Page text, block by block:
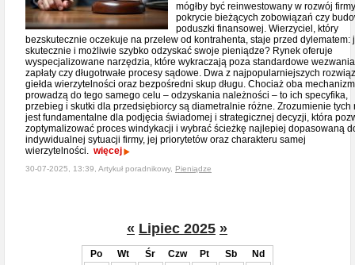
mógłby być reinwestowany w rozwój
pokrycie bieżących zobowiązań czy
poduszki finansowej. Wierzyciel, który
bezskutecznie oczekuje na przelew od kontrahenta, staje przed dylematem:
skutecznie i możliwie szybko odzyskać swoje pieniądze? Rynek oferuje
wyspecjalizowane narzędzia, które wykraczają poza standardowe
zapłaty czy długotrwałe procesy sądowe. Dwa z najpopularniejszych
giełda wierzytelności oraz bezpośredni skup długu. Chociaż oba
prowadzą do tego samego celu – odzyskania należności – to ich specyfika,
przebieg i skutki dla przedsiębiorcy są diametralnie różne. Zrozumienie tych
jest fundamentalne dla podjęcia świadomej i strategicznej decyzji, która
zoptymalizować proces windykacji i wybrać ścieżkę najlepiej dopasowaną
indywidualnej sytuacji firmy, jej priorytetów oraz charakteru samej
wierzytelności. więcej
30-07-2025, 13:39, Artykuł poradnikowy, Pieniądze
« Lipiec 2025 »
Po Wt Śr Czw Pt Sb
Nd